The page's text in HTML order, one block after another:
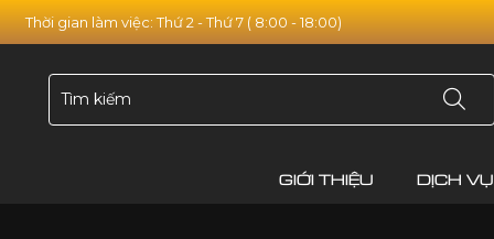
Thời gian làm việc: Thứ 2 - Thứ 7 ( 8:00 - 18:00)
GIỚI THIỆU DỊCH VỤ